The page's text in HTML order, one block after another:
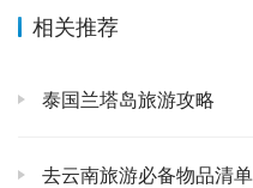
我建议你啊，别太急着订那
灵活，还能感受到当地人的
古镇里怎么玩？别老想着
相关推荐
泰国兰塔岛旅游攻略
去云南旅游必备物品清单实用